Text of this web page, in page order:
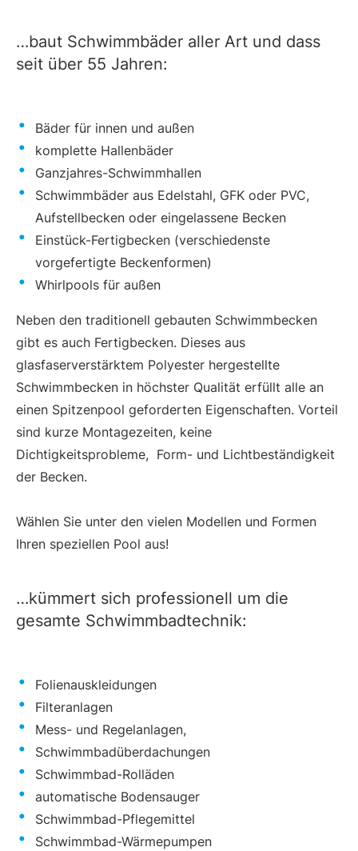
…baut Schwimmbäder aller Art und dass
seit über 55 Jahren:
Bäder für innen und außen
komplette Hallenbäder
Ganzjahres-Schwimmhallen
Schwimmbäder aus Edelstahl, GFK oder PVC,
Aufstellbecken oder eingelassene Becken
Einstück-Fertigbecken (verschiedenste
vorgefertigte Beckenformen)
Whirlpools für außen
Neben den traditionell gebauten Schwimmbecken
gibt es auch Fertigbecken. Dieses aus
glasfaserverstärktem Polyester hergestellte
Schwimmbecken in höchster Qualität erfüllt alle an
einen Spitzenpool geforderten Eigenschaften. Vorteil
sind kurze Montagezeiten, keine
Dichtigkeitsprobleme, Form- und Lichtbeständigkeit
der Becken.
Wählen Sie unter den vielen Modellen und Formen
Ihren speziellen Pool aus!
…kümmert sich professionell um die
gesamte Schwimmbadtechnik:
Folienauskleidungen
Filteranlagen
Mess- und Regelanlagen,
Schwimmbadüberdachungen
Schwimmbad-Rolläden
automatische Bodensauger
Schwimmbad-Pflegemittel
Schwimmbad-Wärmepumpen